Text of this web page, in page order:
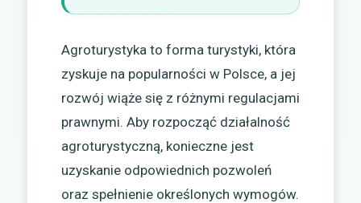
Agroturystyka to forma turystyki, która
zyskuje na popularności w Polsce, a jej
rozwój wiąże się z różnymi regulacjami
prawnymi. Aby rozpocząć działalność
agroturystyczną, konieczne jest
uzyskanie odpowiednich pozwoleń
oraz spełnienie określonych wymogów.